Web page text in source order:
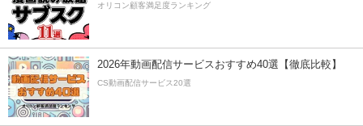
オリコン顧客満足度ランキング
2026年動画配信サービスおすすめ40選【徹底比較】
CS動画配信サービス20選